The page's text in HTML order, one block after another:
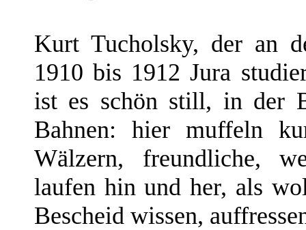
Kurt Tucholsky, der an
1910 bis 1912 Jura
ist es schön still, in der
Bahnen: hier muffeln
Wälzern, freundliche,
laufen hin und her, als
Bescheid wissen,